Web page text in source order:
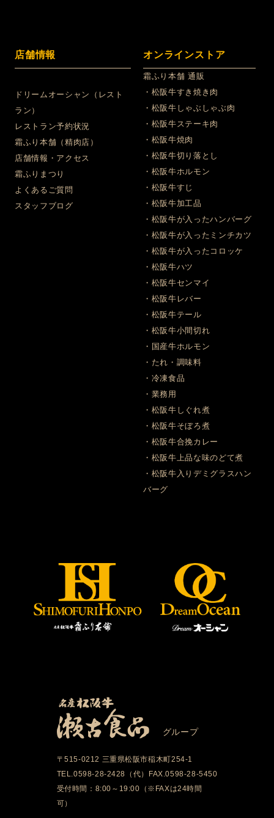
店舗情報
ドリームオーシャン（レスト
ラン）
レストラン予約状況
霜ふり本舗（精肉店）
店舗情報・アクセス
霜ふりまつり
よくあるご質問
スタッフブログ
オンラインストア
霜ふり本舗 通販
・松阪牛すき焼き肉
・松阪牛しゃぶしゃぶ肉
・松阪牛ステーキ肉
・松阪牛焼肉
・松阪牛切り落とし
・松阪牛ホルモン
・松阪牛すじ
・松阪牛加工品
・松阪牛が入ったハンバーグ
・松阪牛が入ったミンチカツ
・松阪牛が入ったコロッケ
・松阪牛ハツ
・松阪牛センマイ
・松阪牛レバー
・松阪牛テール
・松阪牛小間切れ
・国産牛ホルモン
・たれ・調味料
・冷凍食品
・業務用
・松阪牛しぐれ煮
・松阪牛そぼろ煮
・松阪牛合挽カレー
・松阪牛上品な味のどて煮
・松阪牛入りデミグラスハン
バーグ
グループ
〒515-0212 三重県松阪市稲木町254-1
TEL.0598-28-2428（代）FAX.0598-28-5450
受付時間：8:00～19:00（※FAXは24時間
可）